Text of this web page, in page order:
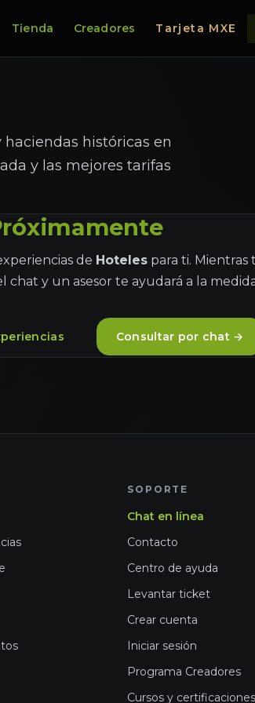
Tienda Creadores Tarjeta MXE
históricas en
y las mejores tarifas
de Hotelespara ti. Mientras
chat y un asesor te ayudará a la
Consultar por chat →
SOPORTE
Chat en línea
Contacto
Centro de ayuda
Levantar ticket
Crear cuenta
Iniciar sesión
Programa Creadores
Cursos y certificaciones